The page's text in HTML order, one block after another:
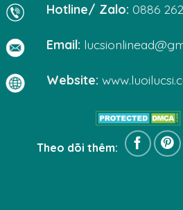
Hotline/ Zalo: 0886
Email:
Website:
Theo dõi thêm: